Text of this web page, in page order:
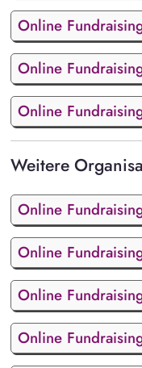
Online
Online
Online
Weitere
Online
Online
Online
Online